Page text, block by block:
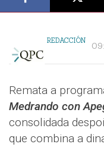
REDACCIÓN
Remata a
Medrando con
consolidada
que combina a